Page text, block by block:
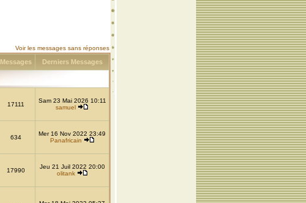
Voir les messages sans réponses
Messages Derniers Messages
17111
Sam 23 Mai 2026 10:11
samuel
634
Mer 16 Nov 2022 23:49
Panafricain
17990
Jeu 21 Juil 2022 20:00
olitank